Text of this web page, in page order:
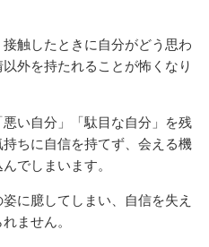
触したときに自分がどう思わ
外を持たれることが怖くなり
い自分」「駄目な自分」を残
ちに自信を持てず、会える機
でしまいます。
に臆してしまい、自信を失え
ません。